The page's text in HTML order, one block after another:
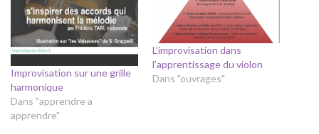
Improvisation sur une grille
harmonique
Dans "apprendre a
apprendre"
L’improvisation dans
l’apprentissage du violon
Dans "ouvrages"